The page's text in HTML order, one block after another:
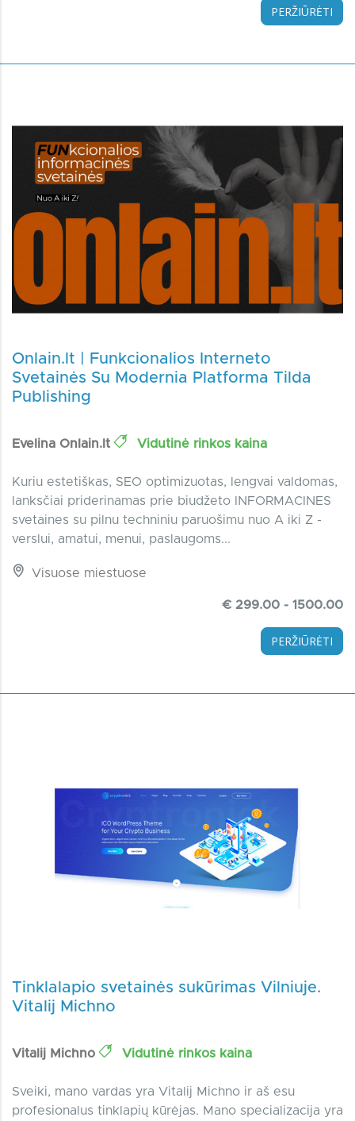
PERŽIŪRĖTI
Onlain.lt | Funkcionalios Interneto
Svetainės Su Modernia Platforma Tilda
Publishing
Evelina Onlain.lt Vidutinė rinkos kaina
Kuriu estetiškas, SEO optimizuotas, lengvai valdomas,
lanksčiai priderinamas prie biudžeto INFORMACINES
svetaines su pilnu techniniu paruošimu nuo A iki Z -
verslui, amatui, menui, paslaugoms...
Visuose miestuose
€ 299.00 - 1500.00
PERŽIŪRĖTI
Tinklalapio svetainės sukūrimas Vilniuje.
Vitalij Michno
Vitalij Michno Vidutinė rinkos kaina
Sveiki, mano vardas yra Vitalij Michno ir aš esu
profesionalus tinklapių kūrėjas. Mano specializacija yra